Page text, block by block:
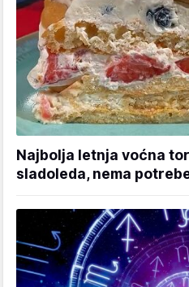
Najbolja letnja voćna
sladoleda, nema